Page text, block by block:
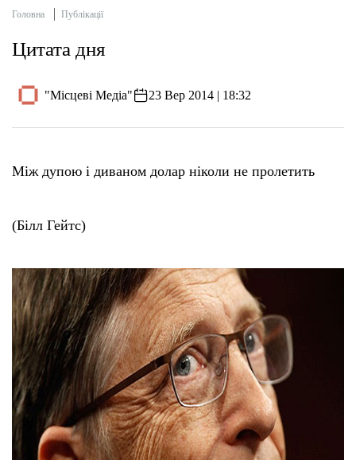
Головна Публікації
Цитата дня
"Місцеві Медіа" 23 Вер 2014 | 18:32
Між дупою і диваном долар ніколи не пролетить
(Білл Гейтс)